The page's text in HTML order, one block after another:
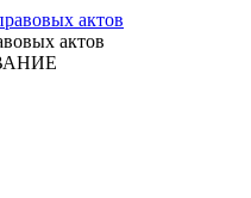
актов